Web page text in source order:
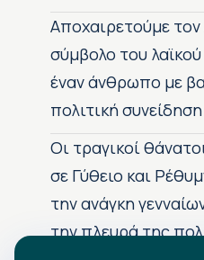
Αποχαιρετούμε τον
σύμβολο του
έναν άνθρωπο με
πολιτική συνείδηση
Οι τραγικοί
σε Γύθειο και
την ανάγκη
την πλευρά της